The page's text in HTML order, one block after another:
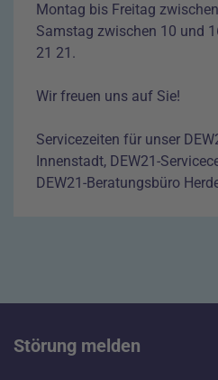
Montag bis Freitag
Samstag zwischen 10 und
21 21 .
Wir freuen uns auf Sie!
Servicezeiten für unser
Innenstadt, DEW21-
DEW21-Beratungsbüro
Störung melden